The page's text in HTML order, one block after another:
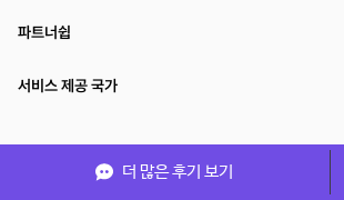
더 많은 후기 보기
파트너쉽
서비스 제공 국가
(주)NSPACE 사업자정보